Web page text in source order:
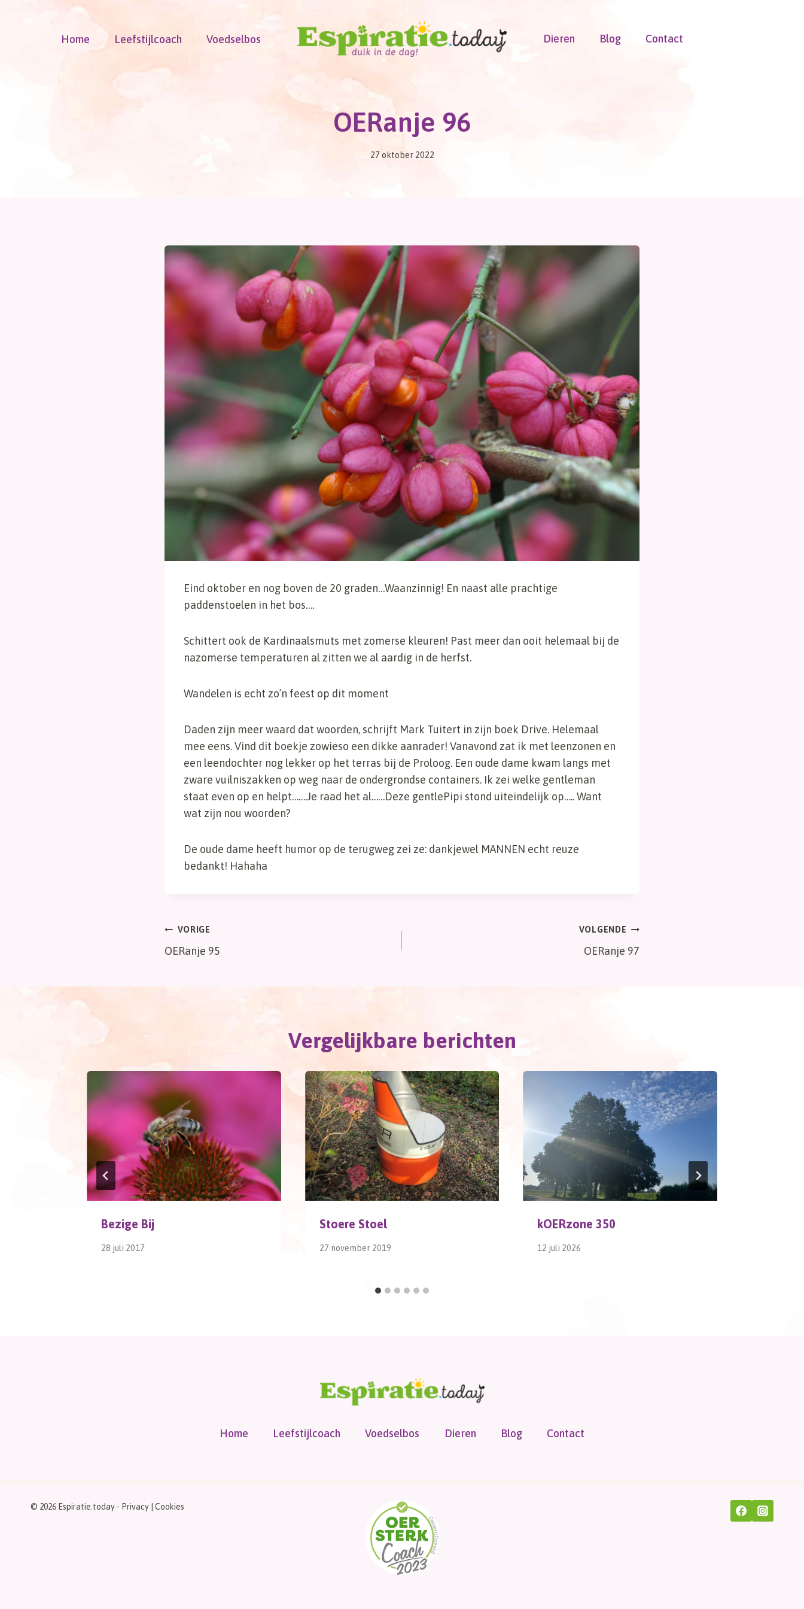
Home Leefstijlcoach Voedselbos Dieren Blog Contact
OERanje 96
27 oktober 2022
Eind oktober en nog boven de 20 graden…Waanzinnig! En naast alle prachtige
paddenstoelen in het bos….
Schittert ook de Kardinaalsmuts met zomerse kleuren! Past meer dan ooit helemaal bij de
nazomerse temperaturen al zitten we al aardig in de herfst.
Wandelen is echt zo’n feest op dit moment
Daden zijn meer waard dat woorden, schrijft Mark Tuitert in zijn boek Drive. Helemaal
mee eens. Vind dit boekje zowieso een dikke aanrader! Vanavond zat ik met leenzonen en
een leendochter nog lekker op het terras bij de Proloog. Een oude dame kwam langs met
zware vuilniszakken op weg naar de ondergrondse containers. Ik zei welke gentleman
staat even op en helpt…….Je raad het al……Deze gentlePipi stond uiteindelijk op….. Want
wat zijn nou woorden?
De oude dame heeft humor op de terugweg zei ze: dankjewel MANNEN echt reuze
bedankt! Hahaha
Bericht
VORIGE
OERanje 95
VOLGENDE
OERanje 97
Vergelijkbare berichten
Bezige Bij
28 juli 2017
Stoere Stoel
27 november 2019
kOERzone 350
12 juli 2026
Home Leefstijlcoach Voedselbos Dieren Blog Contact
© 2026 Espiratie.today - Privacy Cookies